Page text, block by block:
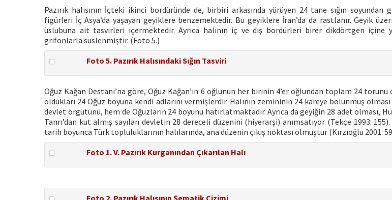
Pazırık halısının İçteki ikinci bordüründe de, birbiri arkasında yürüyen 24 tane sığın soyundan
figürleri İç Asya’da yaşayan geyiklere benzemektedir. Bu geyiklere İran’da da rastlanır. Geyik
üslubuna ait tasvirleri içermektedir. Ayrıca halının iç ve dış bordürleri birer dikdörtgen
grifonlarla süslenmiştir. (Foto 5.)
Foto 5. Pazırık Halısındaki Sığın Tasviri
Oğuz Kağan Destanı’na göre, Oğuz Kağan’ın 6 oğlunun her birinin 4’er oğlundan toplam 24
oldukları 24 Oğuz boyuna kendi adlarını vermişlerdir. Halının zemininin 24 kareye bölünmüş olması
devlet örgütünü, hem de Oğuzların 24 boyunu hatırlatmaktadır. Ayrıca da geyiğin 28 adet olması,
Tanrı’dan kut almış sayılan devletin 28 dereceli düzenini (hiyerarşi) anımsatıyor (Tekçe 1993: 155).
tarih boyunca Türk topluluklarının halılarında, ana düzenin çıkış noktası olmuştur (Kırzıoğlu 2001:
Foto 1. V. Pazırık Kurganından Çıkarılan Halı
Foto 2. Pazırık Halısının Şematik Çizimi